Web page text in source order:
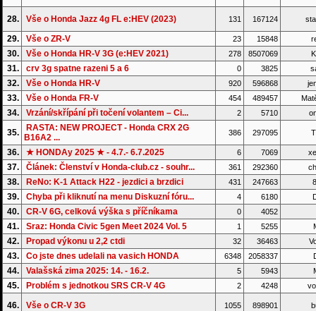
28. Vše o Honda Jazz 4g FL e:HEV (2023) 131 167124
29. Vše o ZR-V 23 15848
30. Vše o Honda HR-V 3G (e:HEV 2021) 278 8507069
31. crv 3g spatne razeni 5 a 6 0 3825
32. Vše o Honda HR-V 920 596868
33. Vše o Honda FR-V 454 489457
34. Vrzání/skřípání při točení volantem – Ci... 2 5710
35.
RASTA: NEW PROJECT - Honda CRX 2G
B16A2 ...
386 297095
36. ★ HONDAy 2025 ★ - 4.7.- 6.7.2025 6 7069
37. Článek: Členství v Honda-club.cz - souhr... 361 292360
38. ReNo: K-1 Attack H22 - jezdici a brzdici 431 247663
39. Chyba při kliknutí na menu Diskuzní fóru... 4 6180
40. CR-V 6G, celková výška s příčníkama 0 4052
41. Sraz: Honda Civic 5gen Meet 2024 Vol. 5 1 5255
42. Propad výkonu u 2,2 ctdi 32 36463
43. Co jste dnes udelali na vasich HONDA 6348 2058337
44. Valašská zima 2025: 14. - 16.2. 5 5943
45. Problém s jednotkou SRS CR-V 4G 2 4248
46. Vše o CR-V 3G 1055 898901